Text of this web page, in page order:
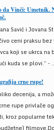
da Vinči: Umetnik.
Savić i Jovana
ceni praksu
koji se ukrca na
kuda se plovi.” -
crne rupe!
decenija, a
rupe privlače
kroz popularne